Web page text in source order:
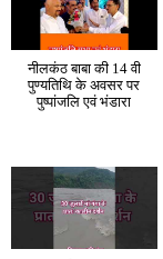
नीलकंठ बाबा की 14 वी
पुण्यतिथि के अवसर पर
पुष्पांजलि एवं भंडारा